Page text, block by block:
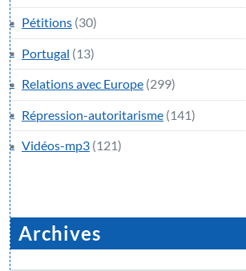
Pétitions (30)
Portugal (13)
Relations avec Europe (299)
Répression-autoritarisme (141)
Vidéos-mp3 (121)
Archives